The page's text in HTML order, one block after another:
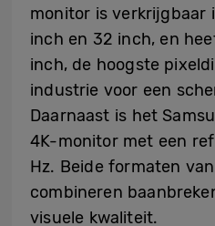
monitor is verkrijgbaar
inch en 32 inch, en
inch, de hoogste
industrie voor een
Daarnaast is het
4K-monitor met een
Hz. Beide formaten van
combineren
visuele kwaliteit.